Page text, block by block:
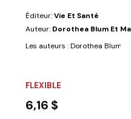
Éditeur:Vie Et Santé
Auteur: Dorothea Blum Et
Les auteurs : Dorothea Blum
FLEXIBLE
6,16 $